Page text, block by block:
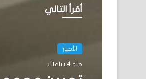
أقرأ التالي
الأخبار
منذ 4 ساعات